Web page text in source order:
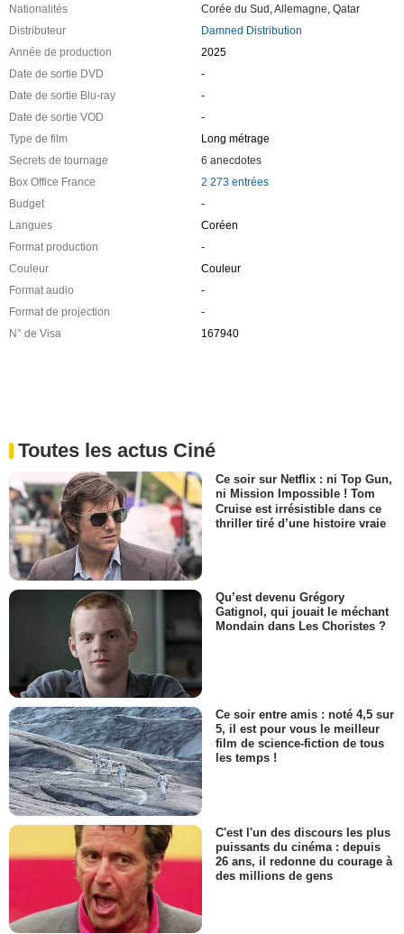
Nationalités Corée du Sud ,Allemagne, Qatar
Distributeur
Damned Distribution
Année de production
2025
Date de sortie DVD
-
Date de sortie Blu-ray
-
Date de sortie VOD
-
Type de film
Long métrage
Secrets de tournage
6 anecdotes
Box Office France
2 273 entrées
Budget
-
Langues
Coréen
Format production
-
Couleur
Couleur
Format audio
-
Format de projection
-
N° de Visa
167940
Toutes les actus Ciné
Ce soir sur Netflix : ni Top Gun,
ni Mission Impossible ! Tom
Cruise est irrésistible dans ce
thriller tiré d’une histoire vraie
Qu’est devenu Grégory
Gatignol, qui jouait le méchant
Mondain dans Les Choristes ?
Ce soir entre amis : noté 4,5 sur
5, il est pour vous le meilleur
film de science-fiction de tous
les temps !
C'est l'un des discours les plus
puissants du cinéma : depuis
26 ans, il redonne du courage à
des millions de gens